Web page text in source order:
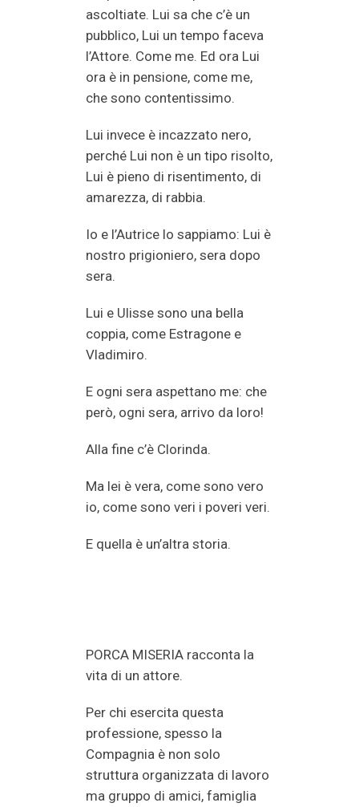
ascoltiate. Lui sa che c’è un
pubblico, Lui un tempo faceva
l’Attore. Come me. Ed ora Lui
ora è in pensione, come me,
che sono contentissimo.
Lui invece è incazzato nero,
perché Lui non è un tipo risolto,
Lui è pieno di risentimento, di
amarezza, di rabbia.
Io e l’Autrice lo sappiamo: Lui è
nostro prigioniero, sera dopo
sera.
Lui e Ulisse sono una bella
coppia, come Estragone e
Vladimiro.
E ogni sera aspettano me: che
però, ogni sera, arrivo da loro!
Alla fine c’è Clorinda.
Ma lei è vera, come sono vero
io, come sono veri i poveri veri.
E quella è un’altra storia.
PORCA MISERIA racconta la
vita di un attore.
Per chi esercita questa
professione, spesso la
Compagnia è non solo
struttura organizzata di lavoro
ma gruppo di amici, famiglia